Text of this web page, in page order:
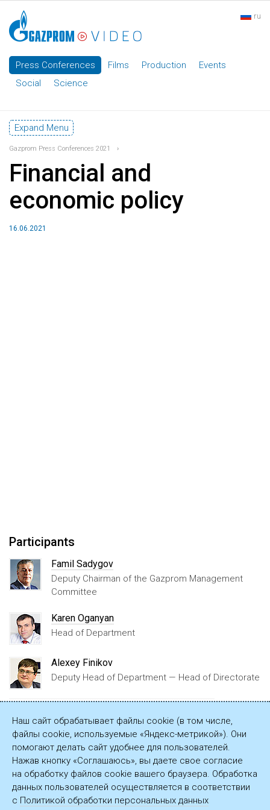
ru
Press Conferences Films Production
Events
Social
Science
Expand Menu
Gazprom Press Conferences 2021 ›
Financial and
economic policy
16.06.2021
Participants
Famil Sadygov
Deputy Chairman of the Gazprom Management
Committee
Karen Oganyan
Head of Department
Alexey Finikov
Deputy Head of Department — Head of Directorate
Event description on Gazprom official website
Presentation
Наш сайт обрабатывает файлы cookie (в том числе,
файлы cookie, используемые «Яндекс-метрикой»). Они
помогают делать сайт удобнее для пользователей.
Нажав кнопку «Соглашаюсь», вы даете свое согласие
на обработку файлов cookie вашего браузера. Обработка
данных пользователей осуществляется в соответствии
с Политикой обработки персональных данных